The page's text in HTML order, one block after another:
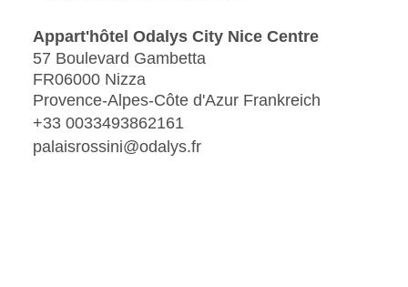
Appart'hôtel Odalys City Nice Centre
57 Boulevard Gambetta
FR06000 Nizza
Provence-Alpes-Côte d'Azur Frankreich
+33 0033493862161
palaisrossini@odalys.fr